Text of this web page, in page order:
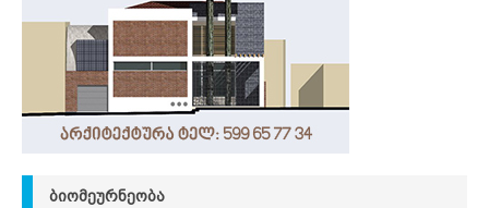
ᲑᲘᲝᲛᲔᲣᲠᲜᲔᲝᲑᲐ